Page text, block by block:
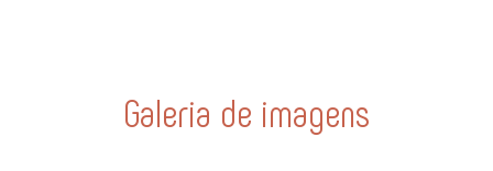
Galeria de imagens